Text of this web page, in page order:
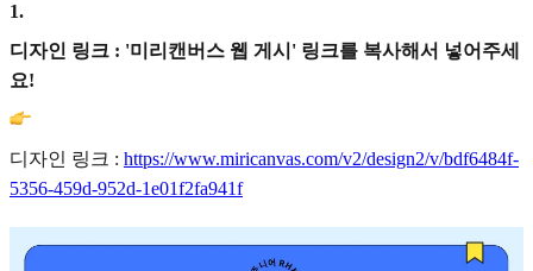
1.
디자인 링크 : '미리캔버스 웹 게시' 링크를 복사해서 넣어주세
요!
디자인 링크 : https://www.miricanvas.com/v2/design2/v/bdf6484f-
5356-459d-952d-1e01f2fa941f